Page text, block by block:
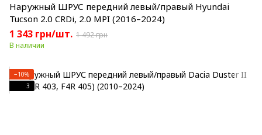
Наружный ШРУС передний левый/правый Hyundai
Tucson 2.0 CRDi, 2.0 MPI (2016–2024)
1 343 грн/шт. 1 492 грн
В наличии
−10%
3